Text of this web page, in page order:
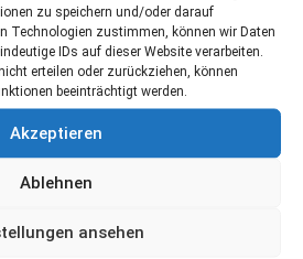
zu speichern und/oder darauf
Technologien zustimmen, können wir Daten
IDs auf dieser Website verarbeiten.
erteilen oder zurückziehen, können
beeinträchtigt werden.
Akzeptieren
Ablehnen
ansehen